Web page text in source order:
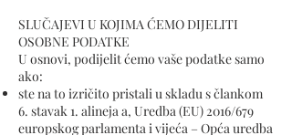
SLUČAJEVI U KOJIMA ĆEMO DIJELITI
OSOBNE PODATKE
U osnovi, podijelit ćemo vaše podatke samo
ako:
ste na to izričito pristali u skladu s člankom
6. stavak 1. alineja a, Uredba (EU) 2016/679
europskog parlamenta i vijeća – Opća uredba